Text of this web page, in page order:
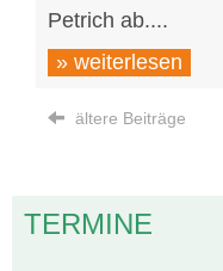
Petrich ab....
» weiterlesen
ältere Beiträge
TERMINE